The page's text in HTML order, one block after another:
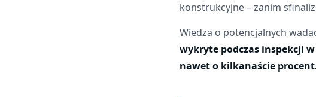
konstrukcyjne – zanim
Wiedza o potencjalnych
wykryte podczas inspekcji
nawet o kilkanaście